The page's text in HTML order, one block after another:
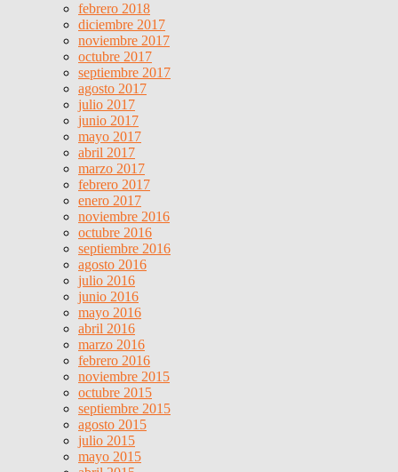
febrero 2018
diciembre 2017
noviembre 2017
octubre 2017
septiembre 2017
agosto 2017
julio 2017
junio 2017
mayo 2017
abril 2017
marzo 2017
febrero 2017
enero 2017
noviembre 2016
octubre 2016
septiembre 2016
agosto 2016
julio 2016
junio 2016
mayo 2016
abril 2016
marzo 2016
febrero 2016
noviembre 2015
octubre 2015
septiembre 2015
agosto 2015
julio 2015
mayo 2015